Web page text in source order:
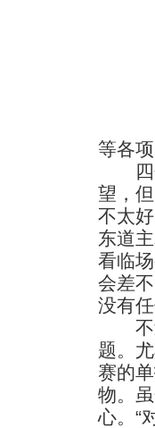
等各
四个
望，
不太
东道
看临
会差
没有
不过
题。
赛的
物。
心。“